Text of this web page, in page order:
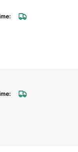
80x100mm
90x120mm